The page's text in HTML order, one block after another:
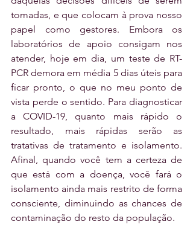
tomadas, e que colocam à prova nosso
papel como gestores. Embora os
laboratórios de apoio consigam nos
atender, hoje em dia, um teste de RT-
PCR demora em média 5 dias úteis para
ficar pronto, o que no meu ponto de
vista perde o sentido. Para diagnosticar
a COVID-19, quanto mais rápido o
resultado, mais rápidas serão as
tratativas de tratamento e isolamento.
Afinal, quando você tem a certeza de
que está com a doença, você fará o
isolamento ainda mais restrito de forma
consciente, diminuindo as chances de
contaminação do resto da população.